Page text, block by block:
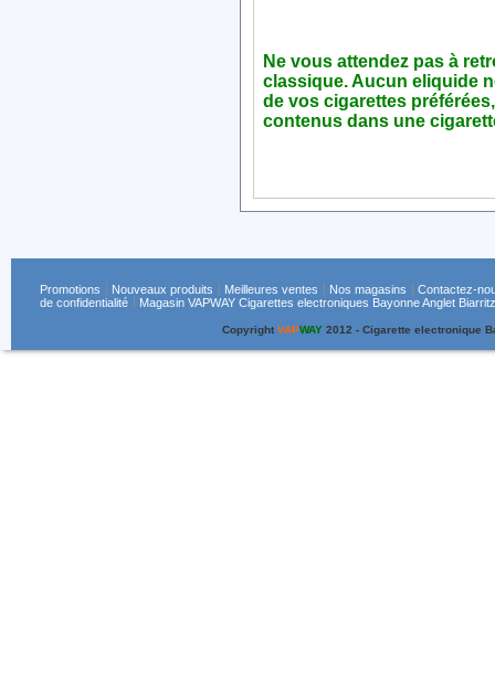
Ne vous attendez pas à
classique. Aucun eliquide
de vos cigarettes
contenus dans une
Promotions Nouveaux produits Meilleures ventes Nos magasins
Contactez-
de confidentialité
Magasin VAPWAY Cigarettes electroniques Bayonne Anglet
Copyright VAPWAY2012 - Cigarette electronique